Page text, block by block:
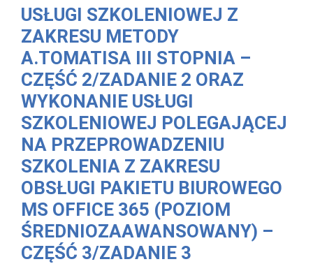
USŁUGI SZKOLENIOWEJ Z
ZAKRESU METODY
A.TOMATISA III STOPNIA –
CZĘŚĆ 2/ZADANIE 2 ORAZ
WYKONANIE USŁUGI
SZKOLENIOWEJ POLEGAJĄCEJ
NA PRZEPROWADZENIU
SZKOLENIA Z ZAKRESU
OBSŁUGI PAKIETU BIUROWEGO
MS OFFICE 365 (POZIOM
ŚREDNIOZAAWANSOWANY) –
CZĘŚĆ 3/ZADANIE 3